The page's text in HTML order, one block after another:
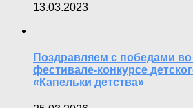
13.03.2023
Поздравляем с победами
фестивале-конкурсе
«Капельки детства»